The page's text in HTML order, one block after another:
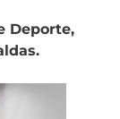
Deporte,